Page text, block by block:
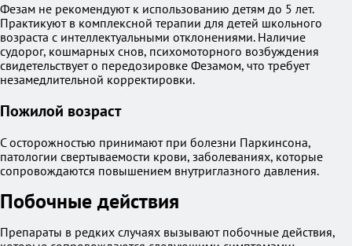
Фезам не рекомендуют к использованию детям до 5 лет.
Практикуют в комплексной терапии для детей школьного
возраста с интеллектуальными отклонениями. Наличие
судорог, кошмарных снов, психомоторного возбуждения
свидетельствует о передозировке Фезамом, что требует
незамедлительной корректировки.
Пожилой возраст
С осторожностью принимают при болезни Паркинсона,
патологии свертываемости крови, заболеваниях, которые
сопровождаются повышением внутриглазного давления.
Побочные действия
Препараты в редких случаях вызывают побочные действия,